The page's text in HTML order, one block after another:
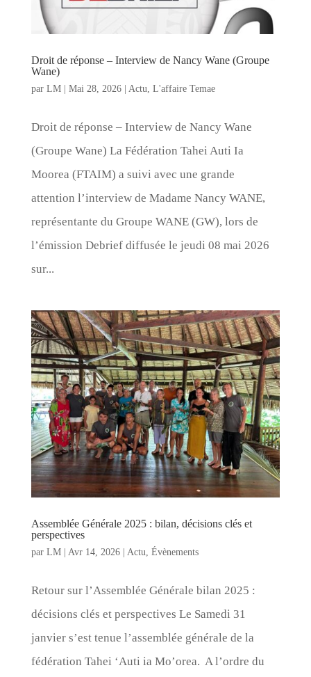
Droit de réponse – Interview de Nancy Wane (Groupe
Wane)
par LM| Mai 28, 2026| Actu, L'affaire Temae
Droit de réponse – Interview de Nancy Wane
(Groupe Wane) La Fédération Tahei Auti Ia
Moorea (FTAIM) a suivi avec une grande
attention l’interview de Madame Nancy WANE,
représentante du Groupe WANE (GW), lors de
l’émission Debrief diffusée le jeudi 08 mai 2026
sur...
Assemblée Générale 2025 : bilan, décisions clés et
perspectives
par LM| Avr 14, 2026| Actu Évènements
Retour sur l’Assemblée Générale bilan 2025 :
décisions clés et perspectives Le Samedi 31
janvier s’est tenue l’assemblée générale de la
fédération Tahei ‘Auti ia Mo’orea. A l’ordre du